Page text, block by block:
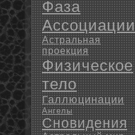
Фаза
Ассоциации
Астральная
проекция
Физическое
тело
Галлюцинации
Ангелы
Сновидения